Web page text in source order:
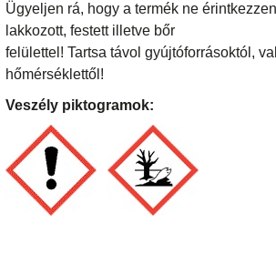
Ügyeljen rá, hogy a termék ne
lakkozott, festett illetve bőr
felülettel! Tartsa távol gyújtóforrásoktól,
hőmérséklettől!
Veszély piktogramok: